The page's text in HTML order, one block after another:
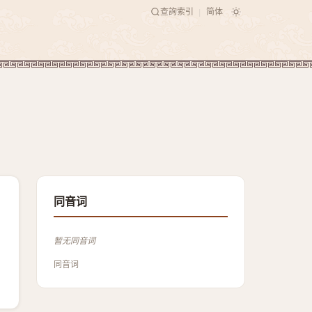
查詢索引 简体
同音词
暂无同音词
同音词